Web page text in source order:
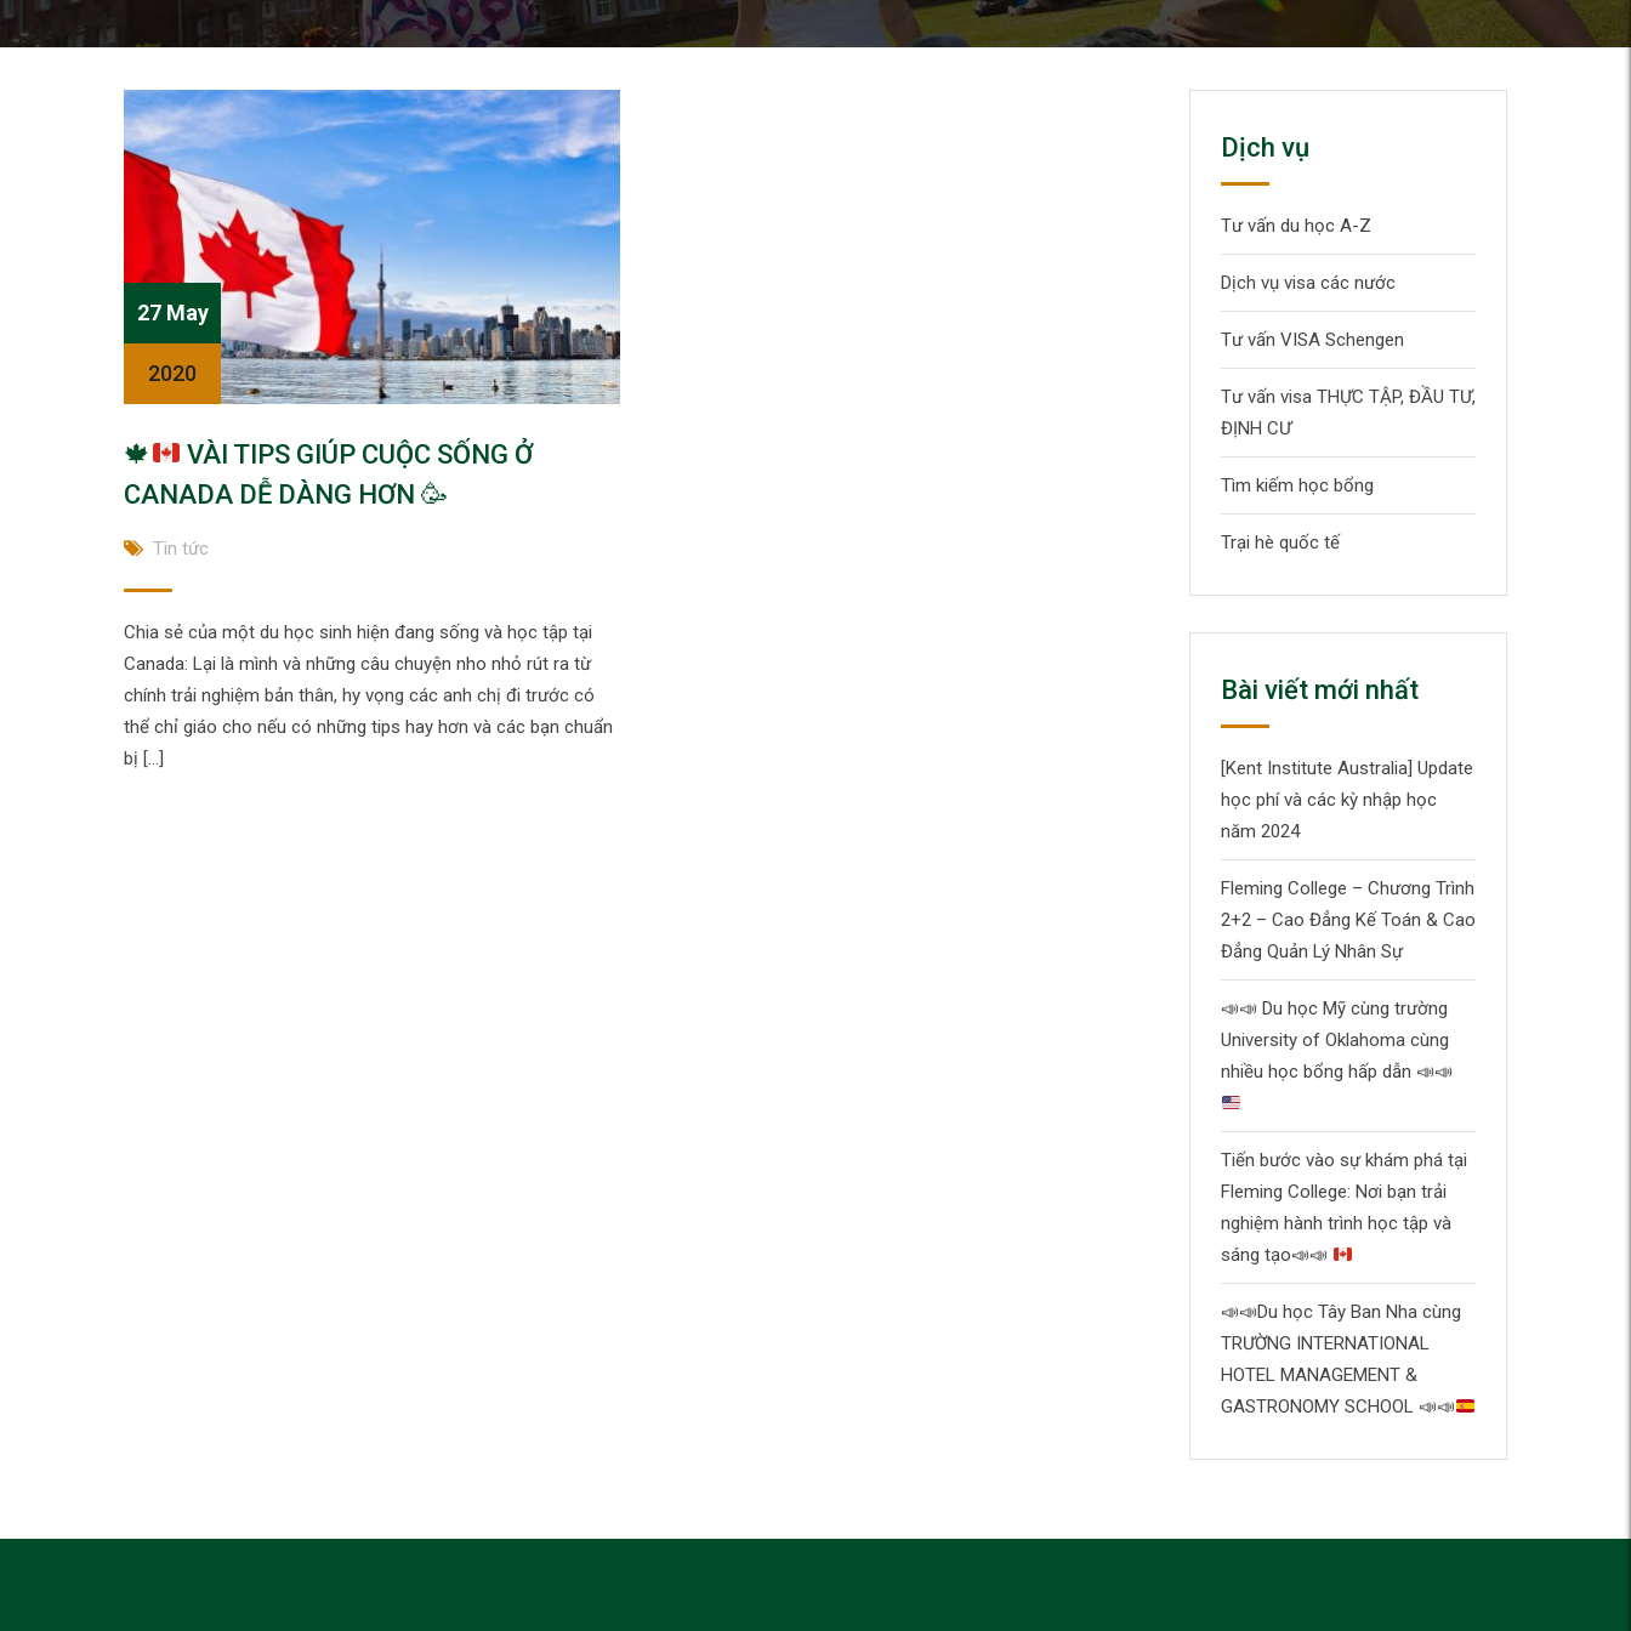
27 May
2020
🍁
VÀI TIPS GIÚP CUỘC SỐNG Ở
CANADA DỄ DÀNG HƠN 🥳
Tin tức
Chia sẻ của một du học sinh hiện đang sống và học tập tại
Canada: Lại là mình và những câu chuyện nho nhỏ rút ra từ
chính trải nghiệm bản thân, hy vọng các anh chị đi trước có
thể chỉ giáo cho nếu có những tips hay hơn và các bạn chuẩn
bị […]
Dịch vụ
Tư vấn du học A-Z
Dịch vụ visa các nước
Tư vấn VISA Schengen
Tư vấn visa THỰC TẬP, ĐẦU TƯ,
ĐỊNH CƯ
Tìm kiếm học bổng
Trại hè quốc tế
Bài viết mới nhất
[Kent Institute Australia] Update
học phí và các kỳ nhập học
năm 2024
Fleming College – Chương Trình
2+2 – Cao Đẳng Kế Toán & Cao
Đẳng Quản Lý Nhân Sự
📣📣 Du học Mỹ cùng trường
University of Oklahoma cùng
nhiều học bổng hấp dẫn 📣📣
Tiến bước vào sự khám phá tại
Fleming College: Nơi bạn trải
nghiệm hành trình học tập và
sáng tạo📣📣
📣📣Du học Tây Ban Nha cùng
TRƯỜNG INTERNATIONAL
HOTEL MANAGEMENT &
GASTRONOMY SCHOOL 📣📣